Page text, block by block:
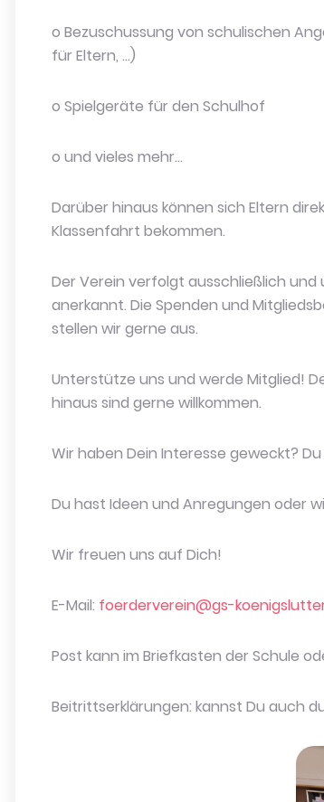
o Bezuschussung von schulischen
für Eltern, …)
o Spielgeräte für den Schulhof
o und vieles mehr…
Darüber hinaus können sich Eltern
Klassenfahrt bekommen.
Der Verein verfolgt ausschließlich
anerkannt. Die Spenden und
stellen wir gerne aus.
Unterstütze uns und werde Mitglied!
hinaus sind gerne willkommen.
Wir haben Dein Interesse geweckt?
Du hast Ideen und Anregungen oder
Wir freuen uns auf Dich!
E-Mail: foerderverein@gs-
Post kann im Briefkasten der Schule
Beitrittserklärungen: kannst Du auch